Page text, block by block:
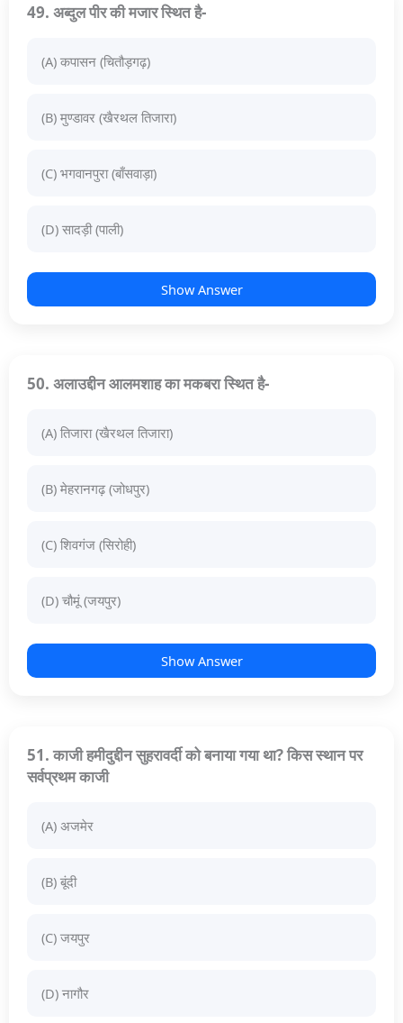
49. अब्दुल पीर की मजार स्थित है-
(A) कपासन (चितौड़गढ़)
(B) मुण्डावर (खैरथल तिजारा)
(C) भगवानपुरा (बाँसवाड़ा)
(D) सादड़ी (पाली)
Show Answer
50. अलाउद्दीन आलमशाह का मकबरा स्थित है-
(A) तिजारा (खैरथल तिजारा)
(B) मेहरानगढ़ (जोधपुर)
(C) शिवगंज (सिरोही)
(D) चौमूं (जयपुर)
Show Answer
51. काजी हमीदुद्दीन सुहरावर्दी को बनाया गया था? किस स्थान पर
सर्वप्रथम काजी
(A) अजमेर
(B) बूंदी
(C) जयपुर
(D) नागौर